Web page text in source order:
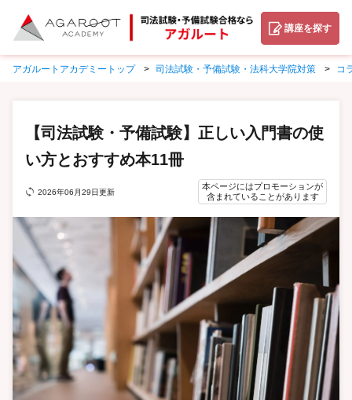
講座を探す
アガルートアカデミートップ 司法試験・予備試験・法科大学院対策 コ
【司法試験・予備試験】正しい入門書の使
い方とおすすめ本11冊
2026年06月29日更新
本ページにはプロモーションが
含まれていることがあります